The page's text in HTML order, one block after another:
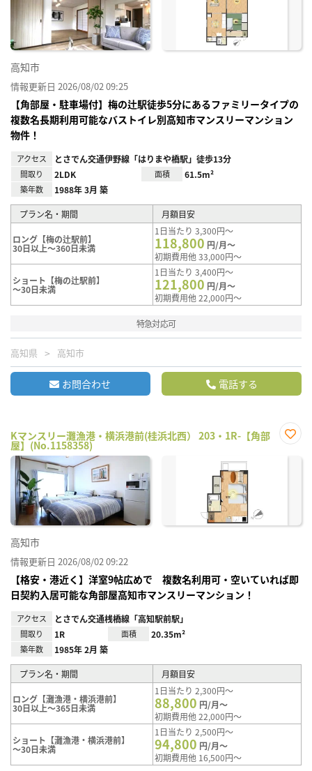
高知市
情報更新日 2026/08/02 09:25
【角部屋・駐車場付】梅の辻駅徒歩5分にあるファミリータイプの
複数名長期利用可能なバストイレ別高知市マンスリーマンション
物件！
アクセス とさでん交通伊野線「はりまや橋駅」徒歩13分
間取り 2LDK 面積 61.5m²
築年数 1988年 3月 築
プラン名・期間 月額目安
ロング【梅の辻駅前】
30日以上～360日未満
1日当たり 3,300円～
118,800 円/月～
初期費用他 33,000円～
ショート【梅の辻駅前】
～30日未満
1日当たり 3,400円～
121,800 円/月～
初期費用他 22,000円～
特急対応可
高知県 高知市
お問合わせ 電話する
Kマンスリー灘漁港・横浜港前(桂浜北西） 203・1R-【角部
屋】(No.1158358)
に入
高知市
情報更新日 2026/08/02 09:22
【格安・港近く】洋室9帖広めで 複数名利用可・空いていれば即
日契約入居可能な角部屋高知市マンスリーマンション！
アクセス とさでん交通桟橋線「高知駅前駅」
間取り 1R 面積 20.35m²
築年数 1985年 2月 築
プラン名・期間 月額目安
ロング【灘漁港・横浜港前】
30日以上～365日未満
1日当たり 2,300円～
88,800 円/月～
初期費用他 22,000円～
ショート【灘漁港・横浜港前】
～30日未満
1日当たり 2,500円～
94,800 円/月～
初期費用他 16,500円～